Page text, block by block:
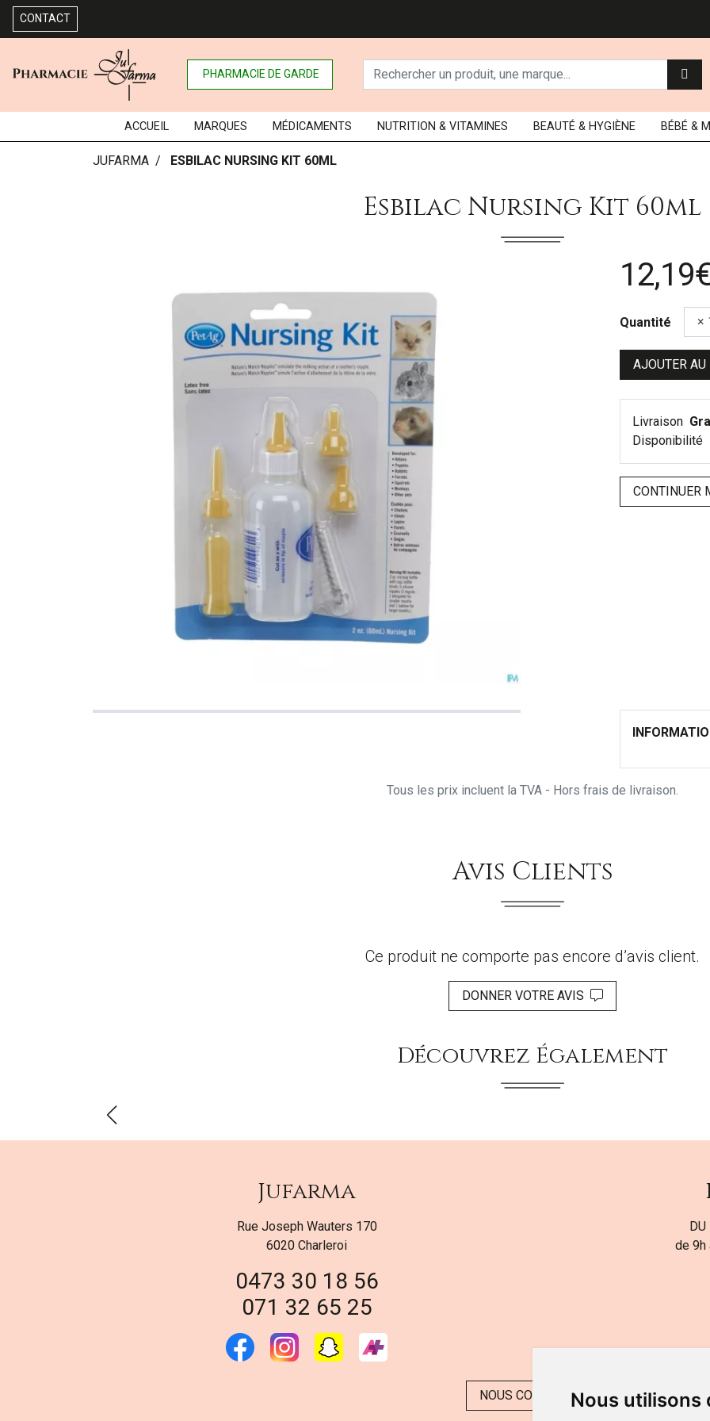
Nous utilisons
CONTACT
PHARMACIE DE GARDE
ACCUEIL MARQUES MÉDICAMENTS NUTRITION & VITAMINES BEAUTÉ & HYGIÈNE BÉBÉ &
JUFARMA ESBILAC NURSING KIT 60ML
Esbilac Nursing Kit 60ml
Quantité
AJOUTER AU
Livraison
Disponibilité
CONTINUER
Tous les prix incluent la TVA - Hors frais de livraison.
Avis Clients
Ce produit ne comporte pas encore d’avis client.
DONNER VOTRE AVIS
Découvrez Également
Jufarma
Rue Joseph Wauters 170
6020 Charleroi
0473 30 18 56
071 32 65 25
DU
de 9h
NOUS CONTACTER